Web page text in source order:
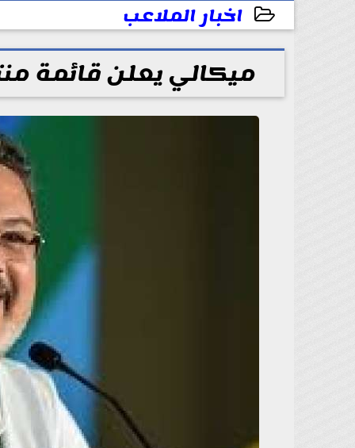
اخبار الملاعب
2024-11-14 11:21:08
ميكالي يعلن قائمة